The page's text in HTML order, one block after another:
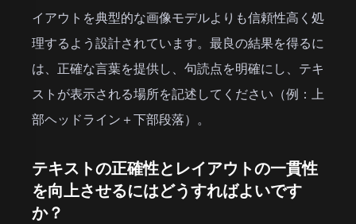
イアウトを典型的な画像モデルよりも信頼性高く処
理するよう設計されています。最良の結果を得るに
は、正確な言葉を提供し、句読点を明確にし、テキ
ストが表示される場所を記述してください（例：上
部ヘッドライン＋下部段落）。
テキストの正確性とレイアウトの一貫性
を向上させるにはどうすればよいです
か？